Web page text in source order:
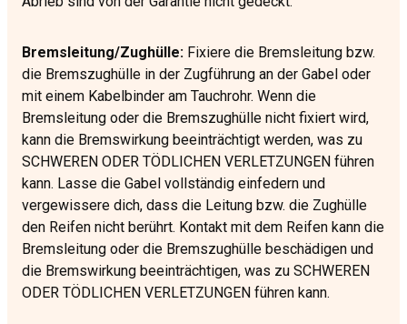
Bremsleitung/Zughülle: Fixiere die Bremsleitung bzw.
die Bremszughülle in der Zugführung an der Gabel oder
mit einem Kabelbinder am Tauchrohr. Wenn die
Bremsleitung oder die Bremszughülle nicht fixiert wird,
kann die Bremswirkung beeinträchtigt werden, was zu
SCHWEREN ODER TÖDLICHEN VERLETZUNGEN führen
kann. Lasse die Gabel vollständig einfedern und
vergewissere dich, dass die Leitung bzw. die Zughülle
den Reifen nicht berührt. Kontakt mit dem Reifen kann die
Bremsleitung oder die Bremszughülle beschädigen und
die Bremswirkung beeinträchtigen, was zu SCHWEREN
ODER TÖDLICHEN VERLETZUNGEN führen kann.